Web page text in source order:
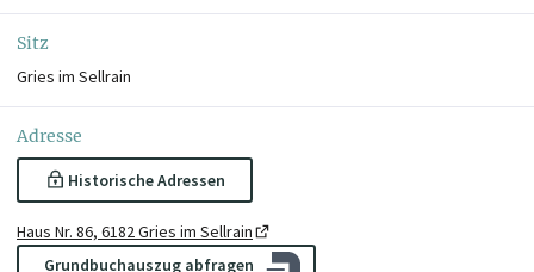
Sitz
Gries im Sellrain
Adresse
Historische Adressen
Haus Nr. 86, 6182 Gries im Sellrain
Grundbuchauszug abfragen